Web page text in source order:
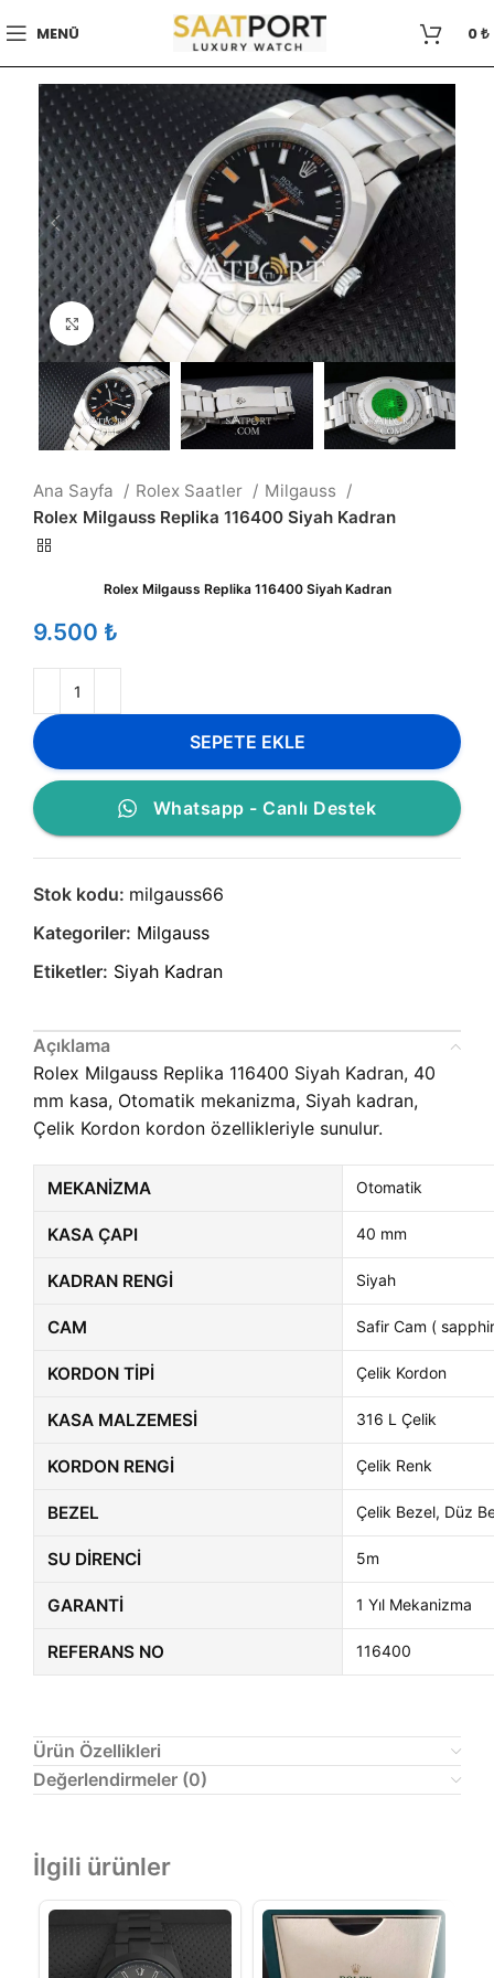
MENÜ 0₺
Büyütmek için tıklayın
Ana Sayfa Rolex Saatler
Milgauss
Rolex Milgauss Replika 116400 Siyah Kadran
Rolex Milgauss Replika 116400 Siyah Kadran
₺
SEPETE EKLE
Whatsapp - Canlı Destek
Stok kodu: milgauss66
Kategoriler: Milgauss
Etiketler: Siyah Kadran
Açıklama
Rolex Milgauss Replika 116400 Siyah Kadran, 40
mm kasa, Otomatik mekanizma, Siyah kadran,
Çelik Kordon kordon özellikleriyle sunulur.
MEKANIZMA Otomatik
KASA ÇAPI 40 mm
KADRAN RENGI Siyah
CAM Safir Cam (
KORDON TIPI Çelik Kordon
KASA MALZEMESI 316 L Çelik
KORDON RENGI Çelik Renk
BEZEL Çelik Bezel, Düz
SU DIRENCI 5m
GARANTI 1 Yıl Mekanizma
REFERANS NO 116400
Ürün Özellikleri
Değerlendirmeler (0)
İlgili ürünler